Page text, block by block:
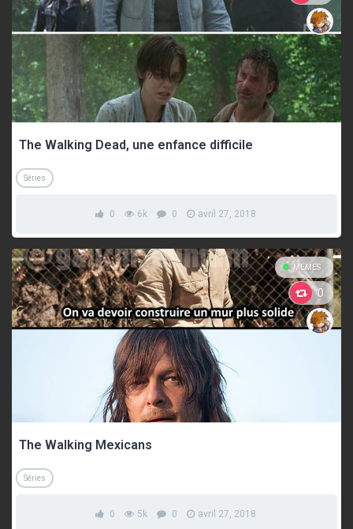
The Walking Dead, une enfance difficile
Séries
0 6k 0 avril 27, 2018
MEMES
0
The Walking Mexicans
Séries
0 5k 0 avril 27, 2018